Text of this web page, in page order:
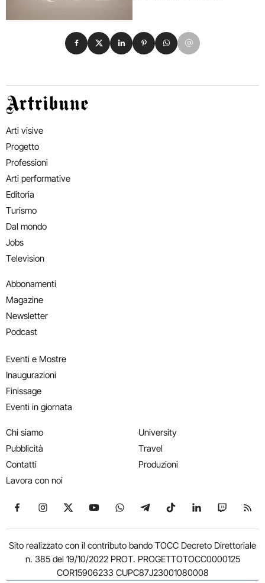
Condividi su Facebook
Condividi su X
Condividi su LinkedIn
Condividi su Pinterest
Condividi su WhatsApp
Condividi su Email
Artribune
Arti visive
Progetto
Professioni
Arti performative
Editoria
Turismo
Dal mondo
Jobs
Television
Abbonamenti
Magazine
Newsletter
Podcast
Eventi e Mostre
Inaugurazioni
Finissage
Eventi in giornata
Chi siamo
Pubblicità
Contatti
Lavora con noi
University
Travel
Produzioni
Seguici su Facebook
Seguici su Instagram
Seguici su X
Seguici su YouTube
Seguici su WhatsApp
Seguici su Telegram
Seguici su TikTok
Seguici su
Seguici
Sito realizzato con il contributo bando TOCC Decreto Direttoriale
n. 385 del 19/10/2022 PROT. PROGETTOTOCC0000125
COR15906233 CUPC87J23001080008